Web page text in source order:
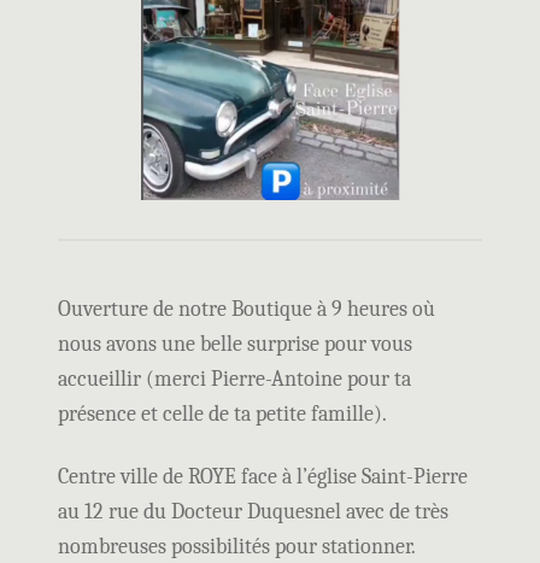
Ouverture de notre Boutique à 9 heures où
nous avons une belle surprise pour vous
accueillir (merci Pierre-Antoine pour ta
présence et celle de ta petite famille).
Centre ville de ROYE face à l’église Saint-Pierre
au 12 rue du Docteur Duquesnel avec de très
nombreuses possibilités pour stationner.